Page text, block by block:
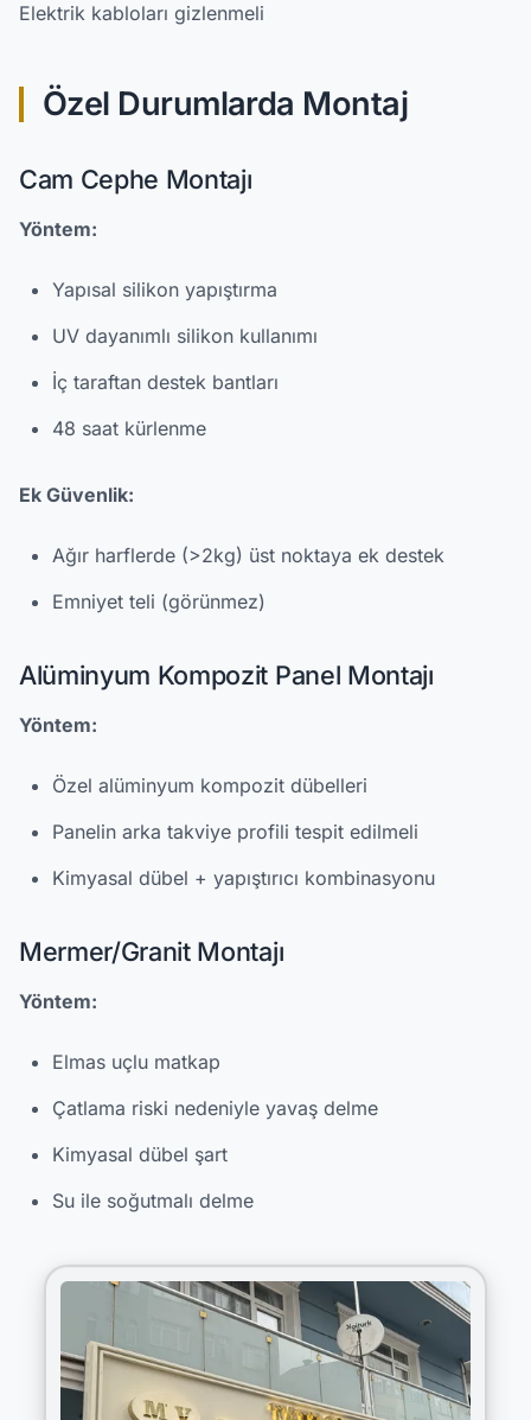
Elektrik kabloları gizlenmeli
Özel Durumlarda Montaj
Cam Cephe Montajı
Yöntem:
Yapısal silikon yapıştırma
UV dayanımlı silikon kullanımı
İç taraftan destek bantları
48 saat kürlenme
Ek Güvenlik:
Ağır harflerde (>2kg) üst noktaya ek destek
Emniyet teli (görünmez)
Alüminyum Kompozit Panel Montajı
Yöntem:
Özel alüminyum kompozit dübelleri
Panelin arka takviye profili tespit edilmeli
Kimyasal dübel + yapıştırıcı kombinasyonu
Mermer/Granit Montajı
Yöntem:
Elmas uçlu matkap
Çatlama riski nedeniyle yavaş delme
Kimyasal dübel şart
Su ile soğutmalı delme